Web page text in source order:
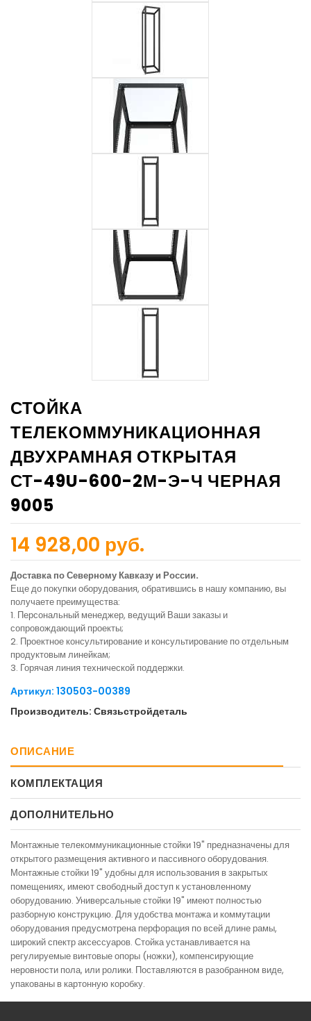
СТОЙКА
ТЕЛЕКОММУНИКАЦИОННАЯ
ДВУХРАМНАЯ ОТКРЫТАЯ
СТ-49U-600-2М-Э-Ч ЧЕРНАЯ
9005
14 928,00 руб.
Доставка по Северному Кавказу и России.
Еще до покупки оборудования, обратившись в нашу компанию, вы
получаете преимущества:
1. Персональный менеджер, ведущий Ваши заказы и
сопровождающий проекты;
2. Проектное консультирование и консультирование по отдельным
продуктовым линейкам;
3. Горячая линия технической поддержки.
Артикул: 130503-00389
Производитель: Связьстройдеталь
ОПИСАНИЕ
КОМПЛЕКТАЦИЯ
ДОПОЛНИТЕЛЬНО
Монтажные телекоммуникационные стойки 19" предназначены для
открытого размещения активного и пассивного оборудования.
Монтажные стойки 19" удобны для использования в закрытых
помещениях, имеют свободный доступ к установленному
оборудованию. Универсальные стойки 19" имеют полностью
разборную конструкцию. Для удобства монтажа и коммутации
оборудования предусмотрена перфорация по всей длине рамы,
широкий спектр аксессуаров. Стойка устанавливается на
регулируемые винтовые опоры (ножки), компенсирующие
неровности пола, или ролики. Поставляются в разобранном виде,
упакованы в картонную коробку.